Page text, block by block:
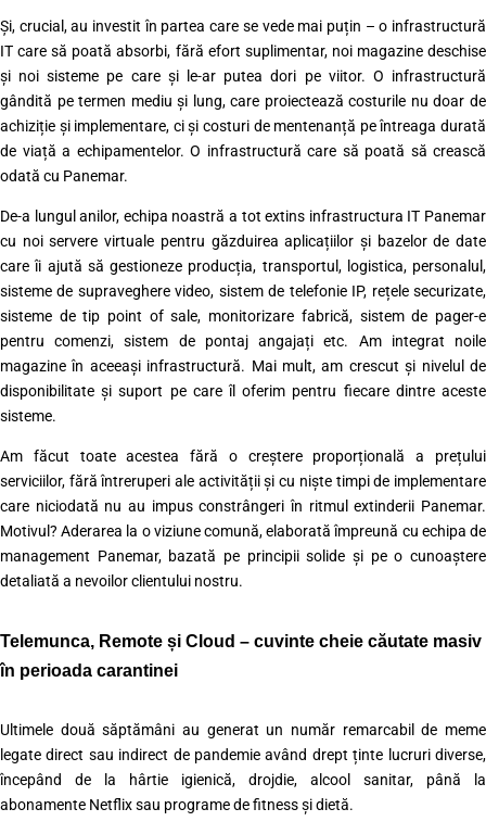
Și, crucial, au investit în partea care se vede mai puțin – o infrastructură
IT care să poată absorbi, fără efort suplimentar, noi magazine deschise
și noi sisteme pe care și le-ar putea dori pe viitor. O infrastructură
gândită pe termen mediu și lung, care proiectează costurile nu doar de
achiziție și implementare, ci și costuri de mentenanță pe întreaga durată
de viață a echipamentelor. O infrastructură care să poată să crească
odată cu Panemar.
De-a lungul anilor, echipa noastră a tot extins infrastructura IT Panemar
cu noi servere virtuale pentru găzduirea aplicațiilor și bazelor de date
care îi ajută să gestioneze producția, transportul, logistica, personalul,
sisteme de supraveghere video, sistem de telefonie IP, rețele securizate,
sisteme de tip point of sale, monitorizare fabrică, sistem de pager-e
pentru comenzi, sistem de pontaj angajați etc. Am integrat noile
magazine în aceeași infrastructură. Mai mult, am crescut și nivelul de
disponibilitate și suport pe care îl oferim pentru fiecare dintre aceste
sisteme.
Am făcut toate acestea fără o creștere proporțională a prețului
serviciilor, fără întreruperi ale activității și cu niște timpi de implementare
care niciodată nu au impus constrângeri în ritmul extinderii Panemar.
Motivul? Aderarea la o viziune comună, elaborată împreună cu echipa de
management Panemar, bazată pe principii solide și pe o cunoaștere
detaliată a nevoilor clientului nostru.
Telemunca, Remote și Cloud – cuvinte cheie căutate masiv
în perioada carantinei
Ultimele două săptămâni au generat un număr remarcabil de meme
legate direct sau indirect de pandemie având drept ținte lucruri diverse,
începând de la hârtie igienică, drojdie, alcool sanitar, până la
abonamente Netflix sau programe de fitness și dietă.